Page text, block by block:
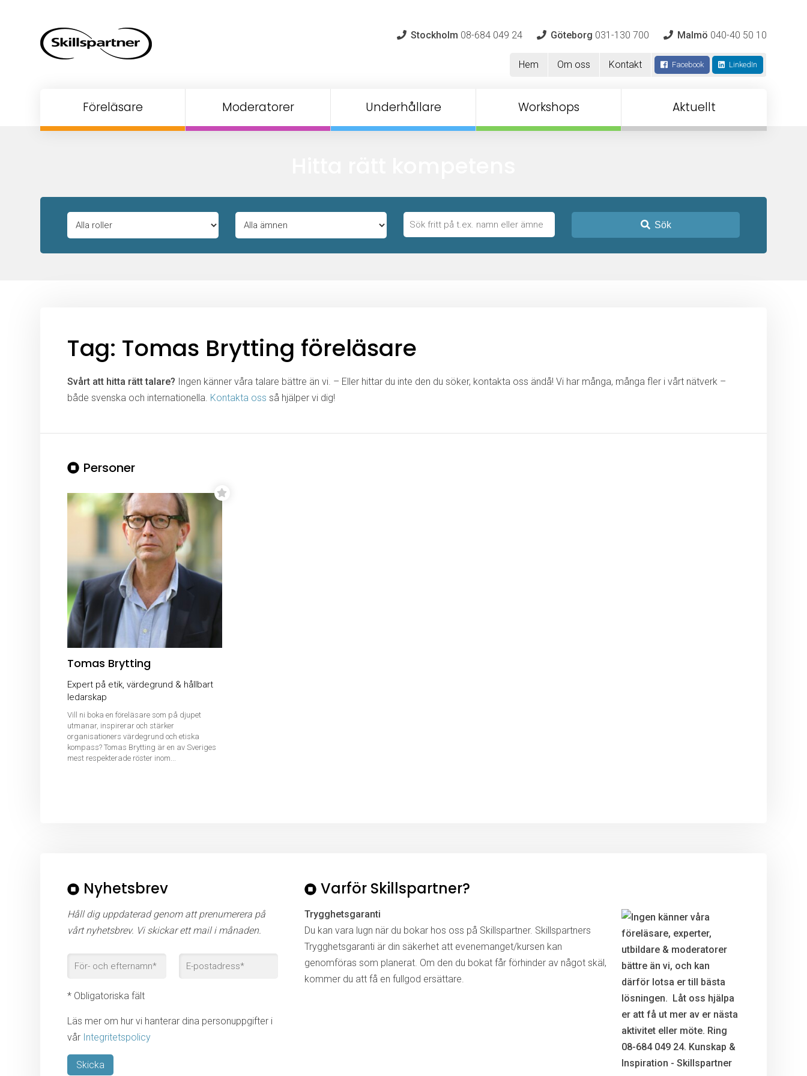
Stockholm 08-684 049 24 Göteborg 031-130 700 Malmö 040-40 50 10
Hem Om oss Kontakt Facebook LinkedIn
Föreläsare Moderatorer Underhållare Workshops Aktuellt
Sök
Tag: Tomas Brytting föreläsare
Svårt att hitta rätt talare? Ingen känner våra talare bättre än vi. – Eller hittar du inte den du söker, kontakta oss ändå! Vi har många, många fler i vårt nätverk –
både svenska och internationella. Kontakta oss så hjälper vi dig!
Personer
Tomas Brytting
Expert på etik, värdegrund & hållbart
ledarskap
Vill ni boka en föreläsare som på djupet
utmanar, inspirerar och stärker
organisationers värdegrund och etiska
kompass? Tomas Brytting är en av Sveriges
mest respekterade röster inom...
Nyhetsbrev
Håll dig uppdaterad genom att prenumerera på
vårt nyhetsbrev. Vi skickar ett mail i månaden.
* Obligatoriska fält
Läs mer om hur vi hanterar dina personuppgifter i
vår Integritetspolicy
Varför Skillspartner?
Trygghetsgaranti
Du kan vara lugn när du bokar hos oss på Skillspartner. Skillspartners
Trygghetsgaranti är din säkerhet att evenemanget/kursen kan
genomföras som planerat. Om den du bokat får förhinder av något skäl,
kommer du att få en fullgod ersättare.